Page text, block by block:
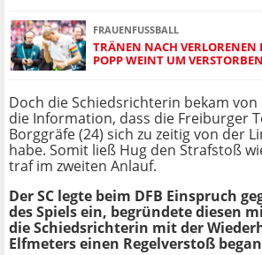
FRAUENFUSSBALL
TRÄNEN NACH VERLORENEN
POPP WEINT UM
Doch die Schiedsrichterin bekam
die Information, dass die Freiburger
Borggräfe (24) sich zu zeitig von der
habe. Somit ließ Hug den Strafstoß
traf im zweiten Anlauf.
Der SC legte beim DFB Einspruch
des Spiels ein, begründete diesen
die Schiedsrichterin mit der
Elfmeters einen Regelverstoß